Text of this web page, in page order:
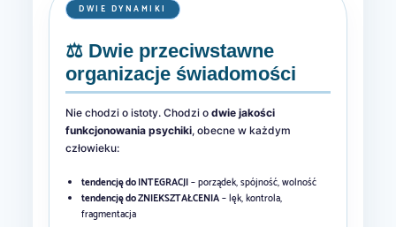
DWIE DYNAMIKI
⚖️ Dwie przeciwstawne
organizacje świadomości
Nie chodzi o istoty. Chodzi o dwie jakości
funkcjonowania psychiki, obecne w każdym
człowieku:
tendencję do INTEGRACJI– porządek, spójność, wolność
tendencję do ZNIEKSZTAŁCENIA– lęk, kontrola,
fragmentacja